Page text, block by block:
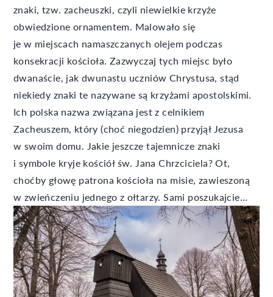
znaki, tzw. zacheuszki, czyli niewielkie krzyże
obwiedzione ornamentem. Malowało się
je w miejscach namaszczanych olejem podczas
konsekracji kościoła. Zazwyczaj tych miejsc było
dwanaście, jak dwunastu uczniów Chrystusa, stąd
niekiedy znaki te nazywane są krzyżami apostolskimi.
Ich polska nazwa związana jest z celnikiem
Zacheuszem, który (choć niegodzien) przyjął Jezusa
w swoim domu. Jakie jeszcze tajemnicze znaki
i symbole kryje kościół św. Jana Chrzciciela? Ot,
choćby głowę patrona kościoła na misie, zawieszoną
w zwieńczeniu jednego z ołtarzy. Sami poszukajcie…